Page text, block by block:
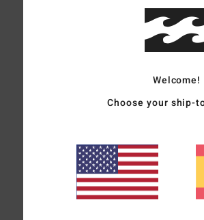
Welcome!
Choose your ship-